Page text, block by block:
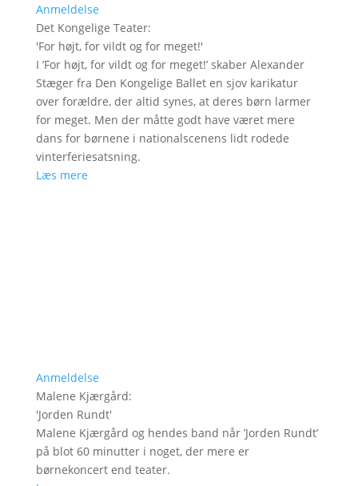
Anmeldelse
Det Kongelige Teater:
'For højt, for vildt og for meget!'
I ’For højt, for vildt og for meget!’ skaber Alexander
Stæger fra Den Kongelige Ballet en sjov karikatur
over forældre, der altid synes, at deres børn larmer
for meget. Men der måtte godt have været mere
dans for børnene i nationalscenens lidt rodede
vinterferiesatsning.
Læs mere
Anmeldelse
Malene Kjærgård:
'Jorden Rundt'
Malene Kjærgård og hendes band når ’Jorden Rundt’
på blot 60 minutter i noget, der mere er
børnekoncert end teater.